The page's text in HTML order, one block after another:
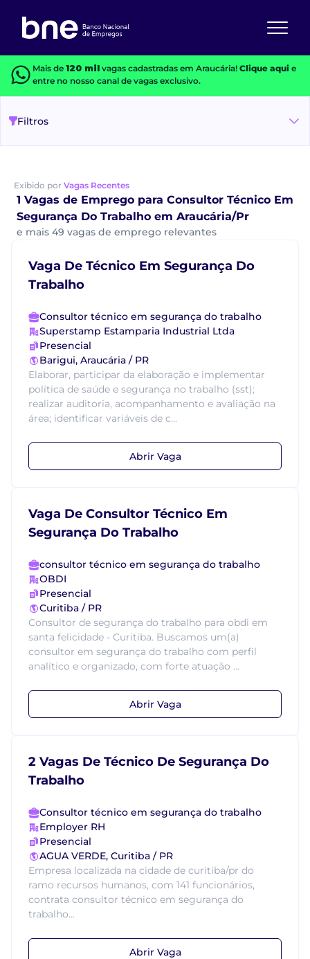
Mais de 120 milvagas cadastradas em Araucária! Clique aquie
entre no nosso canal de vagas exclusivo.
Filtros
Exibido por Vagas Recentes
1 Vagas de Emprego para Consultor Técnico Em
Segurança Do Trabalho em Araucária/Pr
e mais 49 vagas de emprego relevantes
Vaga De Técnico Em Segurança Do
Trabalho
Consultor técnico em segurança do trabalho
Superstamp Estamparia Industrial Ltda
Presencial
Barigui, Araucária / PR
Elaborar, participar da elaboração e implementar
política de saúde e segurança no trabalho (sst);
realizar auditoria, acompanhamento e avaliação na
área; identificar variáveis de c...
Abrir Vaga
Vaga De Consultor Técnico Em
Segurança Do Trabalho
consultor técnico em segurança do trabalho
OBDI
Presencial
Curitiba / PR
Consultor de segurança do trabalho para obdi em
santa felicidade - Curitiba. Buscamos um(a)
consultor em segurança do trabalho com perfil
analítico e organizado, com forte atuação ...
Abrir Vaga
2 Vagas De Técnico De Segurança Do
Trabalho
Consultor técnico em segurança do trabalho
Employer RH
Presencial
AGUA VERDE, Curitiba / PR
Empresa localizada na cidade de curitiba/pr do
ramo recursos humanos, com 141 funcionários,
contrata consultor técnico em segurança do
trabalho...
Abrir Vaga